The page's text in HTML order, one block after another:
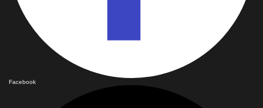
Facebook